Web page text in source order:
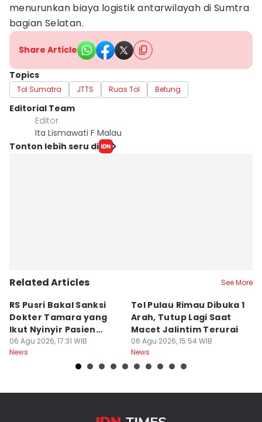
menurunkan biaya logistik antarwilayah di Sumtra
bagian Selatan.
Share Article
Topics
Tol Sumatra JTTS Ruas Tol Betung
Editorial Team
Editor
Ita Lismawati F Malau
Tonton lebih seru di
Related Articles See More
RS Pusri Bakal Sanksi
Dokter Tamara yang
Ikut Nyinyir Pasien
Yurizal
06 Agu 2026, 17:31 WIB
News
Tol Pulau Rimau Dibuka 1
Arah, Tutup Lagi Saat
Macet Jalintim Terurai
06 Agu 2026, 15:54 WIB
News